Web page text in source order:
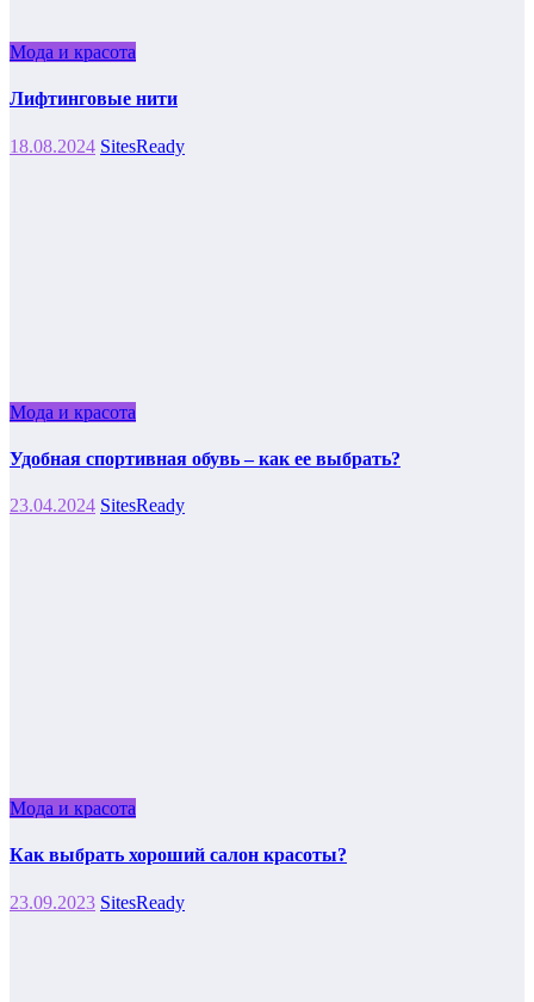
Мода и красота
Лифтинговые нити
18.08.2024 SitesReady
Мода и красота
Удобная спортивная обувь – как ее выбрать?
23.04.2024 SitesReady
Мода и красота
Как выбрать хороший салон красоты?
23.09.2023 SitesReady